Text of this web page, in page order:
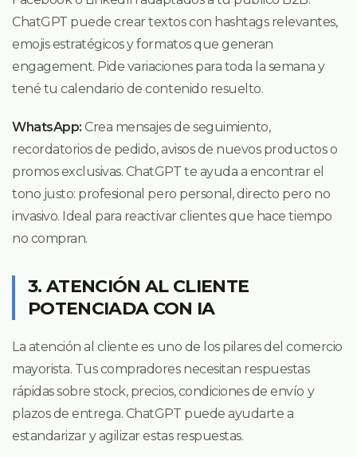
ChatGPT puede crear textos con hashtags relevantes,
emojis estratégicos y formatos que generan
engagement. Pide variaciones para toda la semana y
tené tu calendario de contenido resuelto.
WhatsApp: Crea mensajes de seguimiento,
recordatorios de pedido, avisos de nuevos productos o
promos exclusivas. ChatGPT te ayuda a encontrar el
tono justo: profesional pero personal, directo pero no
invasivo. Ideal para reactivar clientes que hace tiempo
no compran.
3. ATENCIÓN AL CLIENTE
POTENCIADA CON IA
La atención al cliente es uno de los pilares del comercio
mayorista. Tus compradores necesitan respuestas
rápidas sobre stock, precios, condiciones de envío y
plazos de entrega. ChatGPT puede ayudarte a
estandarizar y agilizar estas respuestas.